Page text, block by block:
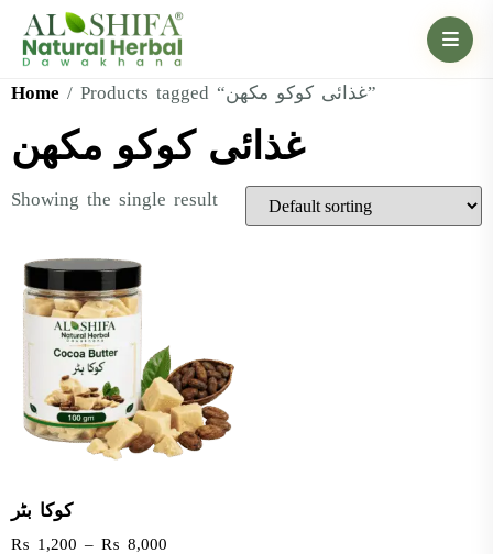
Home / Products tagged “غذائی کوکو مکھن”
غذائی کوکو مکھن
Showing the single result
کوکا بٹر
₨ 1,200 – ₨ 8,000